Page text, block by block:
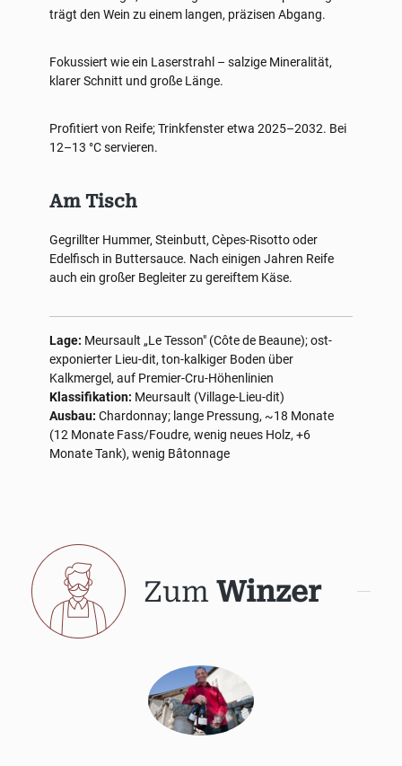
trägt den Wein zu einem langen, präzisen Abgang.
Fokussiert wie ein Laserstrahl – salzige Mineralität,
klarer Schnitt und große Länge.
Profitiert von Reife; Trinkfenster etwa 2025–2032. Bei
12–13 °C servieren.
Am Tisch
Gegrillter Hummer, Steinbutt, Cèpes-Risotto oder
Edelfisch in Buttersauce. Nach einigen Jahren Reife
auch ein großer Begleiter zu gereiftem Käse.
Lage: Meursault „Le Tesson" (Côte de Beaune); ost-
exponierter Lieu-dit, ton-kalkiger Boden über
Kalkmergel, auf Premier-Cru-Höhenlinien
Klassifikation: Meursault (Village-Lieu-dit)
Ausbau: Chardonnay; lange Pressung, ~18 Monate
(12 Monate Fass/Foudre, wenig neues Holz, +6
Monate Tank), wenig Bâtonnage
Zum Winzer